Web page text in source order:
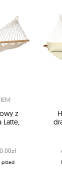
z
Latte,
przed